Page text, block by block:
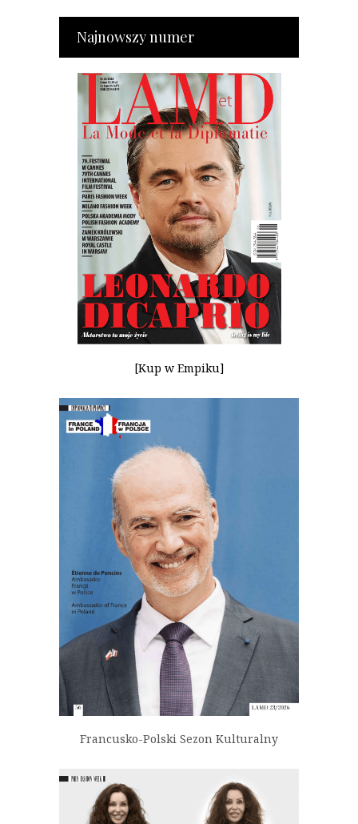
Najnowszy numer
[Kup w Empiku]
Francusko-Polski Sezon Kulturalny